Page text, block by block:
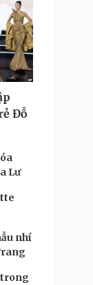
Đỗ
Lư
nhí
trong